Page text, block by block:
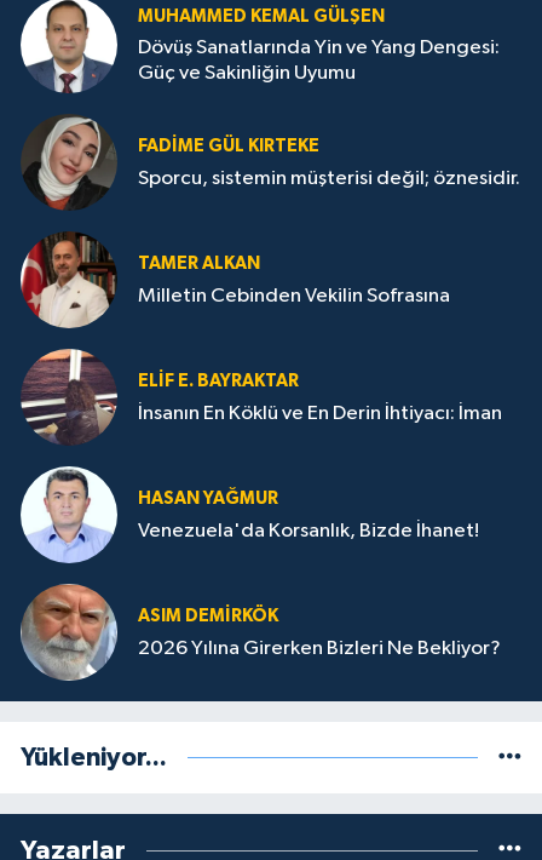
MUHAMMED KEMAL GÜLŞEN
Dövüş Sanatlarında Yin ve Yang Dengesi:
Güç ve Sakinliğin Uyumu
FADIME GÜL KIRTEKE
Sporcu, sistemin müşterisi değil; öznesidir.
TAMER ALKAN
Milletin Cebinden Vekilin Sofrasına
ELIF E. BAYRAKTAR
İnsanın En Köklü ve En Derin İhtiyacı: İman
HASAN YAĞMUR
Venezuela'da Korsanlık, Bizde İhanet!
ASIM DEMIRKÖK
2026 Yılına Girerken Bizleri Ne Bekliyor?
Yükleniyor...
Yazarlar